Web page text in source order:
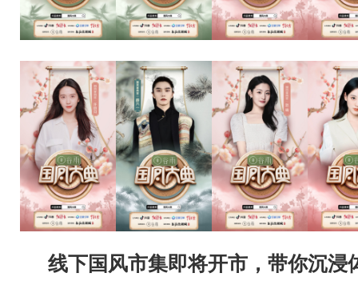
线下国风市集即将开市，带你沉浸